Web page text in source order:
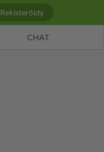
Rekisteröidy
CHAT